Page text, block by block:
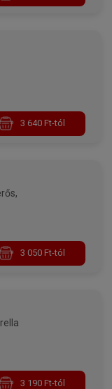
3 640 Ft-tól
3 050 Ft-tól
3 190 Ft-tól